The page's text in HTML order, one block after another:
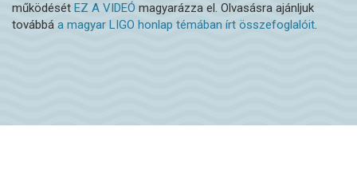
működését EZ A VIDEÓ magyarázza el. Olvasásra ajánljuk
továbbá a magyar LIGO honlap témában írt összefoglalóit.